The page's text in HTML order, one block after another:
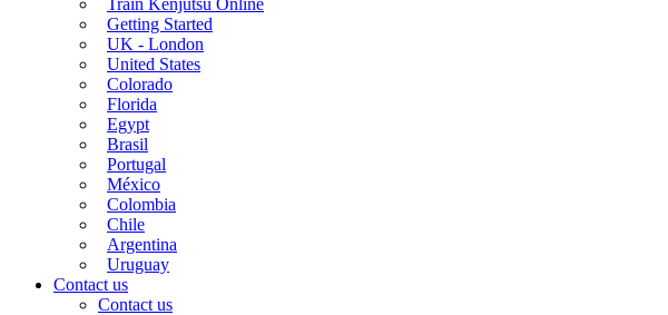
Getting Started
UK - London
United States
Colorado
Florida
Egypt
Brasil
Portugal
México
Colombia
Chile
Argentina
Uruguay
Contact us
Contact us